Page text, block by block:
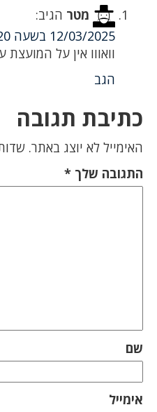
מטר הגיב:
12/03/2025 בשעה 09:20
וואווו אין על המועצת
הגב
כתיבת תגובה
האימייל לא יוצג באתר.
התגובה שלך *
שם
אימייל